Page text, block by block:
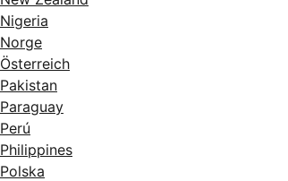
Nigeria
Norge
Österreich
Pakistan
Paraguay
Perú
Philippines
Polska